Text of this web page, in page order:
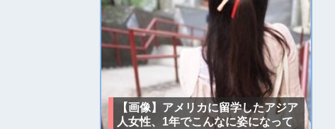
【画像】アメリカに留学したアジア
人女性、1年でこんなに姿になって